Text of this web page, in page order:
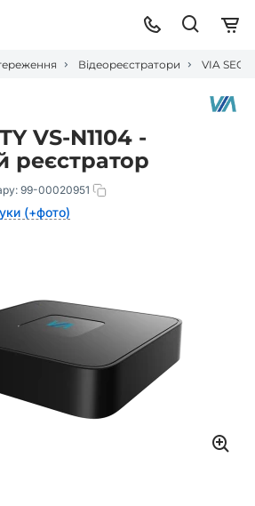
Відеореєстратори VIA
VS-N1104 -
99-00020951
(+фото)